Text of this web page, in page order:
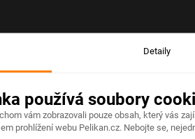
Na stránce došlo k
Detaily
používá soubory
vám zobrazovali pouze obsah, který vás
prohlížení webu Pelikan.cz. Nebojte se,